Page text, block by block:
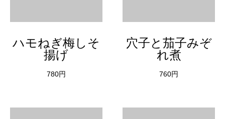
ハモねぎ梅しそ
揚げ
780円
穴子と茄子みぞ
れ煮
760円